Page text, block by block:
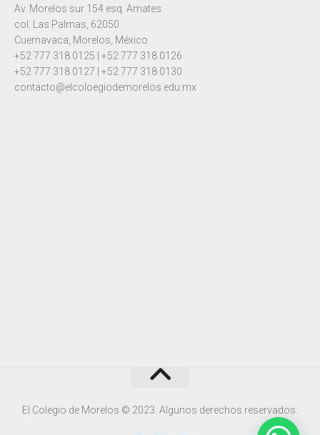
Av. Morelos sur 154 esq. Amates
col. Las Palmas, 62050.
Cuernavaca, Morelos, México
+52 777 318 0125 | +52 777 318 0126
+52 777 318 0127 | +52 777 318 0130
contacto@elcoloegiodemorelos.edu.mx
El Colegio de Morelos © 2023. Algunos derechos reservados.